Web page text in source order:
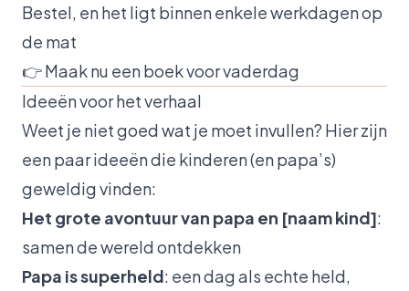
Bestel, en het ligt binnen enkele werkdagen op
de mat
👉Maak nu een boek voor vaderdag
Ideeën voor het verhaal
Weet je niet goed wat je moet invullen? Hier zijn
een paar ideeën die kinderen (en papa’s)
geweldig vinden:
Het grote avontuur van papa en [naam kind]:
samen de wereld ontdekken
Papa is superheld: een dag als echte held,